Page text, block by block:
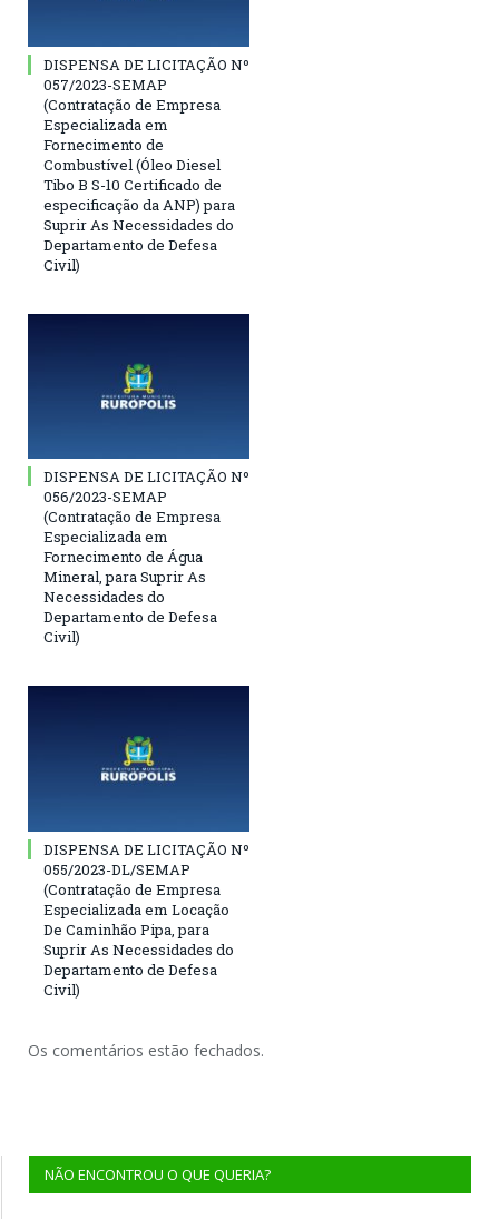
DISPENSA DE LICITAÇÃO Nº
057/2023-SEMAP
(Contratação de Empresa
Especializada em
Fornecimento de
Combustível (Óleo Diesel
Tibo B S-10 Certificado de
especificação da ANP) para
Suprir As Necessidades do
Departamento de Defesa
Civil)
DISPENSA DE LICITAÇÃO Nº
056/2023-SEMAP
(Contratação de Empresa
Especializada em
Fornecimento de Água
Mineral, para Suprir As
Necessidades do
Departamento de Defesa
Civil)
DISPENSA DE LICITAÇÃO Nº
055/2023-DL/SEMAP
(Contratação de Empresa
Especializada em Locação
De Caminhão Pipa, para
Suprir As Necessidades do
Departamento de Defesa
Civil)
Os comentários estão fechados.
NÃO ENCONTROU O QUE QUERIA?